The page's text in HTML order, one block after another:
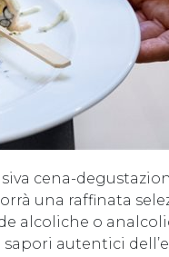
cena-
una raffinata
alcoliche o
autentici